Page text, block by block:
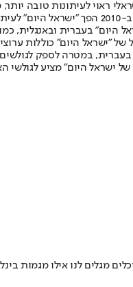
ראוי לעיתונות טובה
תשלום. המהדורה המודפסת
"ישראל היום" כוללות
בעברית, במטרה לספק
ישראל היום" מציע
מגלים לנו אילו מגמות